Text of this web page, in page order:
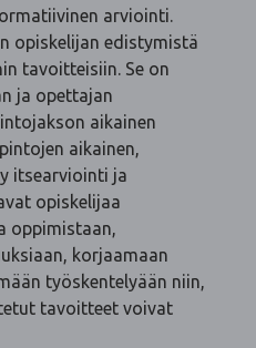
arviointi.
opiskelijan edistymistä
tavoitteisiin. Se on
ja opettajan
aikainen
aikainen,
itsearviointi ja
opiskelijaa
oppimistaan,
korjaamaan
työskentelyään niin,
tavoitteet voivat